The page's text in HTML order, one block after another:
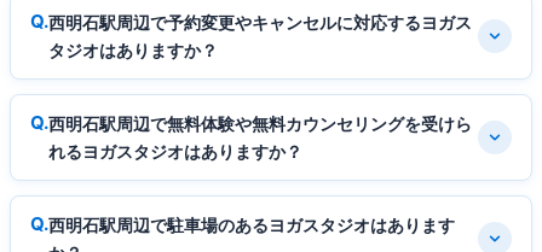
西明石駅周辺で予約変更やキャンセルに対応するヨガス
タジオはありますか？
西明石駅周辺で無料体験や無料カウンセリングを受けら
れるヨガスタジオはありますか？
西明石駅周辺で駐車場のあるヨガスタジオはあります